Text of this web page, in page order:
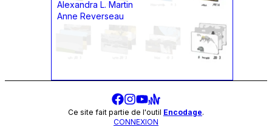
Alexandra L. Martin
Anne Reverseau
Ce site fait partie de l'outil Encodage.
CONNEXION